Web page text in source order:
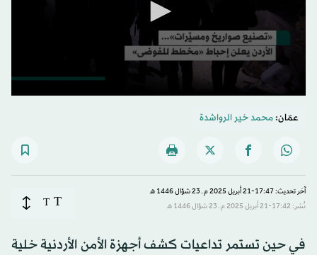
minutes,
25
عمّان:محمد خير الرواشدة
آخر تحديث: 17:47-21 أبريل 2025 م ـ 23 شوّال 1446 هـ
نُشر: 17:42-21 أبريل 2025 م ـ 23 شوّال 1446 هـ
T
T
في حين تستمر تداعيات كشف أجهزة الأمن الأردنية خلية